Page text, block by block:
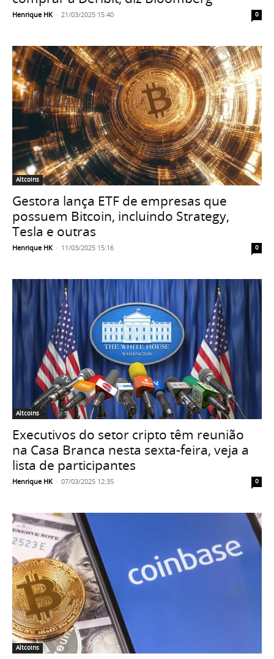
Henrique HK - 21/03/2025 15:40 0
Altcoins
Gestora lança ETF de empresas que
possuem Bitcoin, incluindo Strategy,
Tesla e outras
Henrique HK - 11/03/2025 15:16 0
Altcoins
Executivos do setor cripto têm reunião
na Casa Branca nesta sexta-feira, veja a
lista de participantes
Henrique HK - 07/03/2025 12:35 0
Altcoins